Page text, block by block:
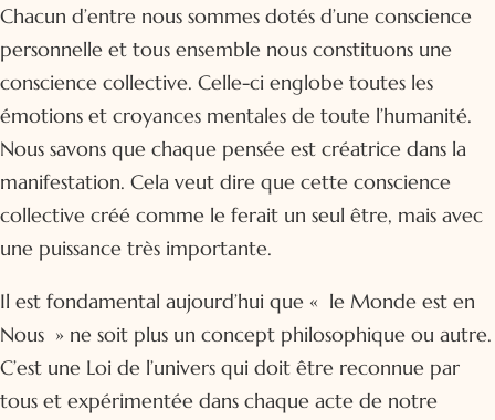
Chacun d’entre nous sommes dotés d’une conscience
personnelle et tous ensemble nous constituons une
conscience collective. Celle-ci englobe toutes les
émotions et croyances mentales de toute l’humanité.
Nous savons que chaque pensée est créatrice dans la
manifestation. Cela veut dire que cette conscience
collective créé comme le ferait un seul être, mais avec
une puissance très importante.
Il est fondamental aujourd’hui que « le Monde est en
Nous » ne soit plus un concept philosophique ou autre.
C’est une Loi de l’univers qui doit être reconnue par
tous et expérimentée dans chaque acte de notre